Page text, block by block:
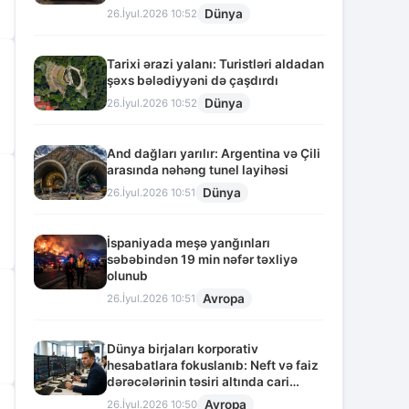
26.İyul.2026 10:52 Dünya
Tarixi ərazi yalanı: Turistləri aldadan
şəxs bələdiyyəni də çaşdırdı
26.İyul.2026 10:52 Dünya
And dağları yarılır: Argentina və Çili
arasında nəhəng tunel layihəsi
26.İyul.2026 10:51 Dünya
İspaniyada meşə yanğınları
səbəbindən 19 min nəfər təxliyə
olunub
26.İyul.2026 10:51 Avropa
Dünya birjaları korporativ
hesabatlara fokuslanıb: Neft və faiz
dərəcələrinin təsiri altında cari
vəziyyət
26.İyul.2026 10:50 Avropa